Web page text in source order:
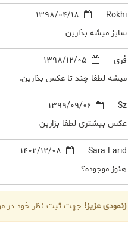
سايز ميشه بذارين
فری
میشه لطفا چند تا عکس بذارین.
عکس بیشتری لطفا بزارین
هنوز موجوده؟
زنمودی عزیز! جهت ثبت نظر خود در